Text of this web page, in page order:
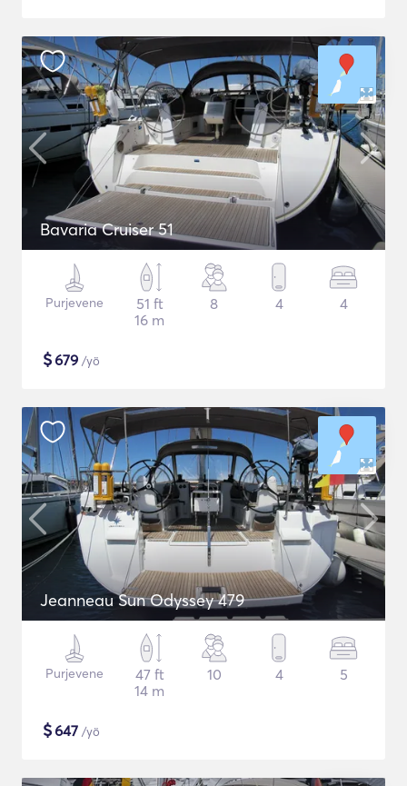
Bavaria Cruiser 51
Purjevene
51 ft
16 m
8 4 4
$679 /yö
Jeanneau Sun Odyssey 479
Purjevene
47 ft
14 m
10 4 5
$647 /yö